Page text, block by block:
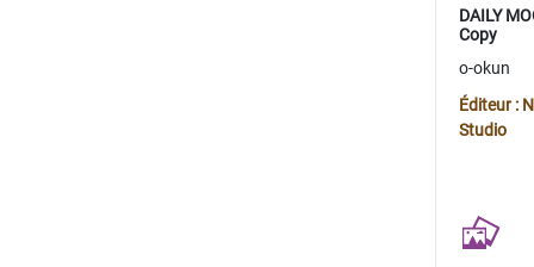
DAILY
Copy
o-okun
Éditeur :
Studio